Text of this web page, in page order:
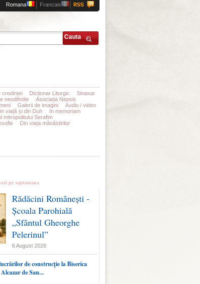
Romana Francais
Cauta
credinței Dicționar Liturgic
Sinaxar
neodihnite
Asociația Nepsis
Galerii de imagini
Audio / video
viață și din Duh
In memoriam
mitropolitului Serafim
Din viața mănăstirilor
pe saptamana
Rădăcini Românești -
Școala Parohială
„Sfântul Gheorghe
Pelerinul”
6 August 2026
de construcție la Biserica
de San...